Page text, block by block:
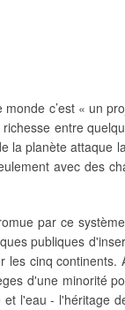
c’est « un
entre
la planète attaque
avec des
par ce
publiques
les cinq
d'une minorité
l'eau - l'héritage